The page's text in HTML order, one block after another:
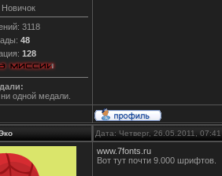
Новичок
3118
48
128
одной медали.
Дата: Четверг, 26.05.2011,
www.7fonts.ru
Вот тут почти 9.000 шрифтов.